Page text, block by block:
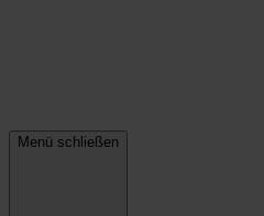
Menü schließen